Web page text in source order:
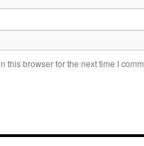
this browser for the next time I